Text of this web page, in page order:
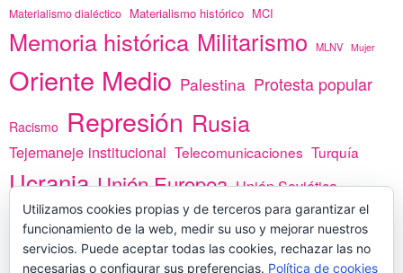
Materialismo dialéctico Materialismo histórico MCI
Memoria histórica Militarismo MLNV Mujer
Oriente Medio Palestina Protesta popular
Racismo Represión Rusia
Tejemaneje institucional Telecomunicaciones Turquía
Ucrania Unión Europea Unión Soviética
vacunas Yemen África
Utilizamos cookies propias y de terceros para garantizar el
funcionamiento de la web, medir su uso y mejorar nuestros
servicios. Puede aceptar todas las cookies, rechazar las no
necesarias o configurar sus preferencias. Política de cookies